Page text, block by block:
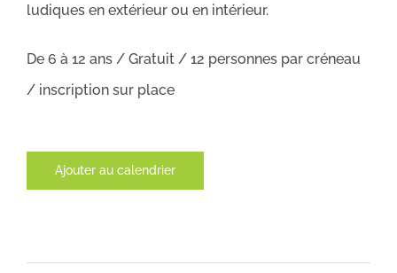
ludiques en extérieur ou en intérieur.
De 6 à 12 ans / Gratuit / 12 personnes par créneau
/ inscription sur place
Ajouter au calendrier